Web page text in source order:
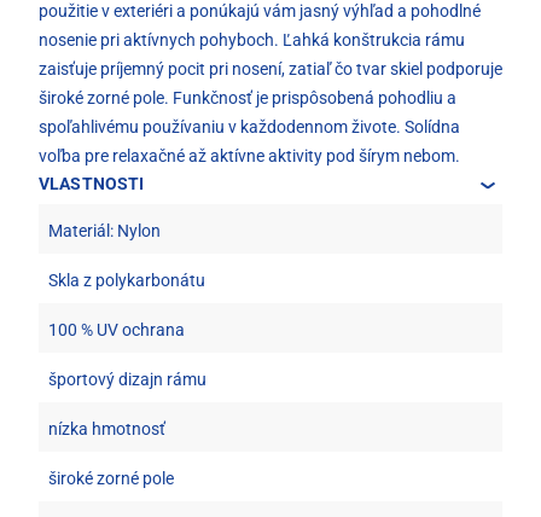
použitie v exteriéri a ponúkajú vám jasný výhľad a pohodlné
nosenie pri aktívnych pohyboch. Ľahká konštrukcia rámu
zaisťuje príjemný pocit pri nosení, zatiaľ čo tvar skiel podporuje
široké zorné pole. Funkčnosť je prispôsobená pohodliu a
spoľahlivému používaniu v každodennom živote. Solídna
voľba pre relaxačné až aktívne aktivity pod šírym nebom.
VLASTNOSTI
Materiál: Nylon
Skla z polykarbonátu
100 % UV ochrana
športový dizajn rámu
nízka hmotnosť
široké zorné pole